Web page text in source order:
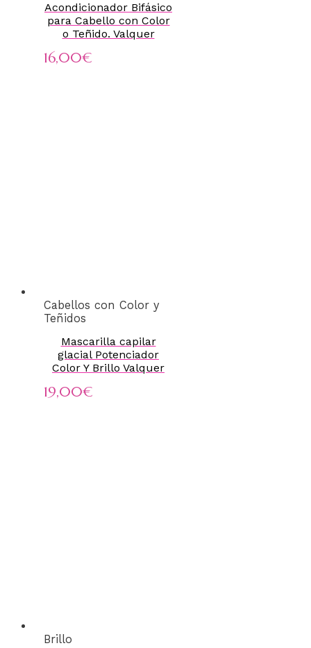
Acondicionador Bifásico
para Cabello con Color
o Teñido. Valquer
16,00€
Cabellos con Color y
Teñidos
Mascarilla capilar
glacial Potenciador
Color Y Brillo Valquer
19,00€
Brillo